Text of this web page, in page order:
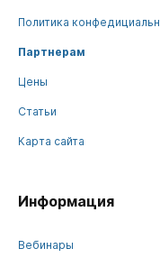
Политика
Партнерам
Цены
Статьи
Карта сайта
Информация
Вебинары